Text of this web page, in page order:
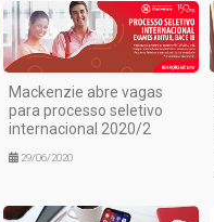
Mackenzie abre vagas
para processo seletivo
internacional 2020/2
29/06/2020